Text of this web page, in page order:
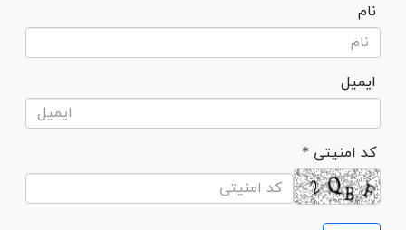
نام
ایمیل
* کد امنیتی